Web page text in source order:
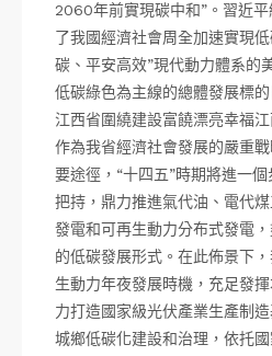
2060年前實現碳中和”。習近
了我國經濟社會周全加速實現
碳、平安高效”現代動力體系的
低碳綠色為主線的總體發展標
江西省圍繞建設富饒漂亮幸福
作為我省經濟社會發展的嚴重
要途徑，“十四五”時期將進一
把持，鼎力推進氣代油、電代
發電和可再生動力分布式發電
的低碳發展形式。在此佈景下
生動力年夜發展時機，充足發
力打造國家級光伏產業生產制
城鄉低碳化建設和治理，依托